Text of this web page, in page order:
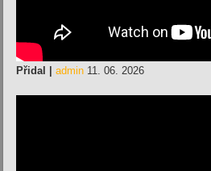
Přidal | admin 11. 06. 2026